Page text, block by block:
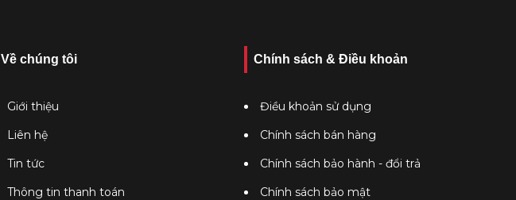
Về chúng tôi
Giới thiệu
Liên hệ
Tin tức
Thông tin thanh toán
Chính sách & Điều khoản
Điều khoản sử dụng
Chính sách bán hàng
Chính sách bảo hành - đổi trả
Chính sách bảo mật